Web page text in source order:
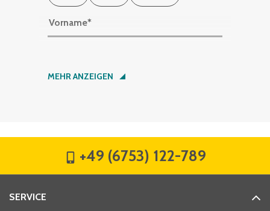
Vorname*
Nachname*
MEHR ANZEIGEN
+49 (6753) 122-789
SERVICE